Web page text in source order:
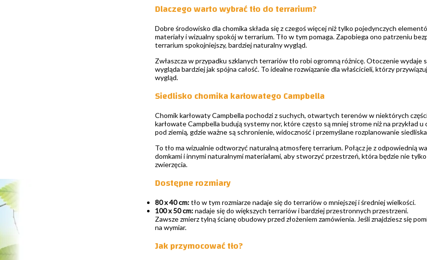
Dlaczego warto wybrać tło do terrarium?
Dobre środowisko dla chomika składa się z czegoś więcej niż tylko pojedynczych
materiały i wizualny spokój w terrarium. Tło w tym pomaga. Zapobiega ono patrzeniu
terrarium spokojniejszy, bardziej naturalny wygląd.
Zwłaszcza w przypadku szklanych terrariów tło robi ogromną różnicę. Otoczenie wydaje
wygląda bardziej jak spójna całość. To idealne rozwiązanie dla właścicieli, którzy
wygląd.
Siedlisko chomika karłowatego Campbella
Chomik karłowaty Campbella pochodzi z suchych, otwartych terenów w niektórych
karłowate Campbella budują systemy nor, które często są mniej strome niż na przykład
pod ziemią, gdzie ważne są schronienie, widoczność i przemyślane rozplanowanie
To tło ma wizualnie odtworzyć naturalną atmosferę terrarium. Połącz je z odpowiednią
domkami i innymi naturalnymi materiałami, aby stworzyć przestrzeń, która będzie nie
zwierzęcia.
Dostępne rozmiary
80 x 40 cm:tło w tym rozmiarze nadaje się do terrariów o mniejszej i średniej wielkości.
100 x 50 cm:nadaje się do większych terrariów i bardziej przestronnych przestrzeni.
Zawsze zmierz tylną ścianę obudowy przed złożeniem zamówienia. Jeśli znajdziesz się
na wymiar.
Jak przymocować tło?